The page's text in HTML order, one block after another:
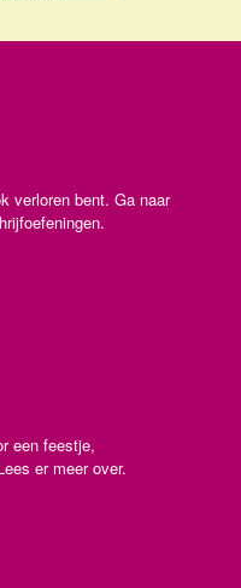
verloren bent. Ga naar
een feestje,
er meer over.